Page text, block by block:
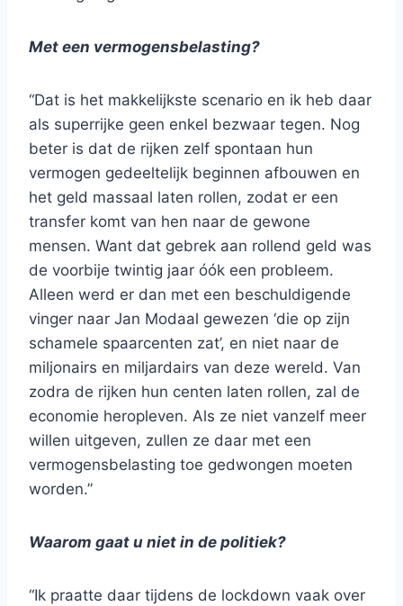
Met een vermogensbelasting?
“Dat is het makkelijkste scenario en ik heb daar
als superrijke geen enkel bezwaar tegen. Nog
beter is dat de rijken zelf spontaan hun
vermogen gedeeltelijk beginnen afbouwen en
het geld massaal laten rollen, zodat er een
transfer komt van hen naar de gewone
mensen. Want dat gebrek aan rollend geld was
de voorbije twintig jaar óók een probleem.
Alleen werd er dan met een beschuldigende
vinger naar Jan Modaal gewezen ‘die op zijn
schamele spaarcenten zat’, en niet naar de
miljonairs en miljardairs van deze wereld. Van
zodra de rijken hun centen laten rollen, zal de
economie heropleven. Als ze niet vanzelf meer
willen uitgeven, zullen ze daar met een
vermogensbelasting toe gedwongen moeten
worden.”
Waarom gaat u niet in de politiek?
“Ik praatte daar tijdens de lockdown vaak over